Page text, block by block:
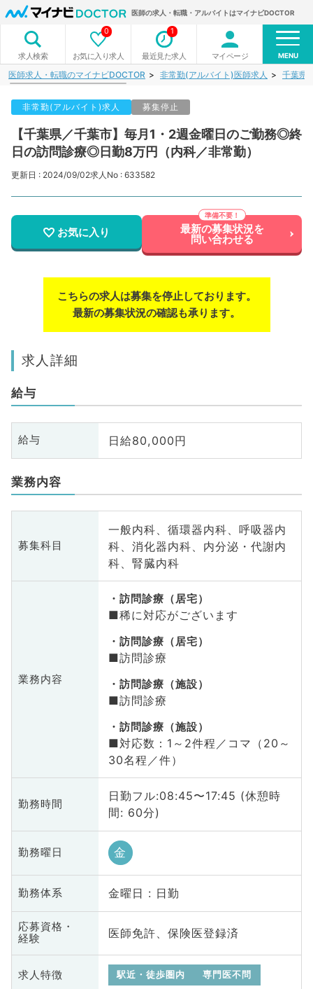
医師の求人・転職・アルバイトはマイナビDOCTOR
求人検索 お気に入り求人
0
最近見た求人
1
マイページ MENU
医師求人・転職のマイナビDOCTOR 非常勤(アルバイト)医師求人 千葉県
非常勤(アルバイト)求人 募集停止
【千葉県／千葉市】毎月1・2週金曜日のご勤務◎終
日の訪問診療◎日勤8万円（内科／非常勤）
更新日 : 2024/09/02求人No : 633582
お気に入り 最新の募集状況を
問い合わせる
こちらの求人は募集を停止しております。
最新の募集状況の確認も承ります。
求人詳細
給与
給与 日給80,000円
業務内容
募集科目
一般内科、循環器内科、呼吸器内
科、消化器内科、内分泌・代謝内
科、腎臓内科
業務内容
訪問診療（居宅）
■稀に対応がございます
訪問診療（居宅）
■訪問診療
訪問診療（施設）
■訪問診療
訪問診療（施設）
■対応数：1～2件程／コマ（20～
30名程／件）
勤務時間
日勤フル:08:45〜17:45 (休憩時
間: 60分)
勤務曜日 金
勤務体系 金曜日 : 日勤
応募資格・
経験
医師免許、保険医登録済
求人特徴 駅近・徒歩圏内 専門医不問